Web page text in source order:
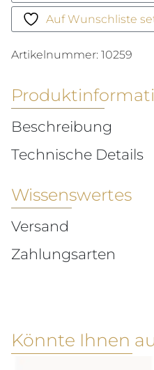
Menge
Auf Wunschliste
Artikelnummer: 10259
Beschreibung
Technische Details
Wissenswertes
Versand
Zahlungsarten
Könnte Ihnen